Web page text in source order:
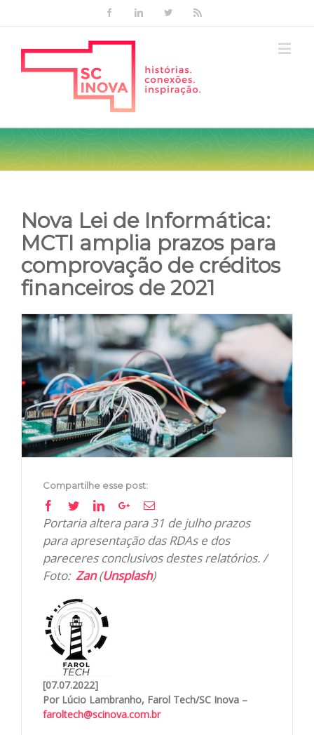
FacebookLinkedinTwitter
Nova Lei de Informática:
MCTI amplia prazos para
comprovação de créditos
financeiros de 2021
View
Larger
Image
Compartilhe esse post:
Facebook
TwitterLinkedinGoogle+Email
Portaria altera para 31 de julho prazos
para apresentação das RDAs e dos
pareceres conclusivos destes relatórios. /
Foto: Zan(Unsplash)
[07.07.2022]
Por Lúcio Lambranho, Farol Tech/SC Inova –
faroltech@scinova.com.br